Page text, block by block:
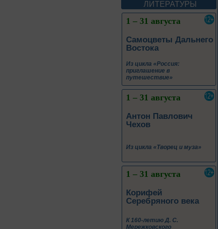
ЛИТЕРАТУРЫ
1 – 31 августа
Самоцветы Дальнего
Востока
Из цикла «Россия:
приглашение в
путешествие»
1 – 31 августа
Антон Павлович
Чехов
Из цикла «Творец и муза»
1 – 31 августа
Корифей
Серебряного века
К 160-летию Д. С.
Мережковского